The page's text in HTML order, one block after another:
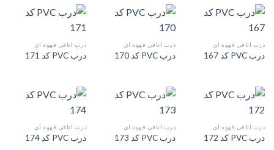
درب اتاقی قهوه ای
درب PVC کد 167
درب اتاقی قهوه ای
درب PVC کد 170
درب اتاقی قهوه ای
درب PVC کد 171
درب اتاقی قهوه ای
درب PVC کد 172
درب اتاقی قهوه ای
درب PVC کد 173
درب اتاقی قهوه ای
درب PVC کد 174